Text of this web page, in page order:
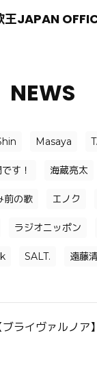
王JAPAN
NEWS
Masaya
す！ 海蔵亮太
前の歌 エノク
ラジオニッポン
SALT. 遠藤
ライヴァルノア